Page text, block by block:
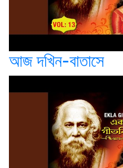
আজ দখিন-বাতাসে